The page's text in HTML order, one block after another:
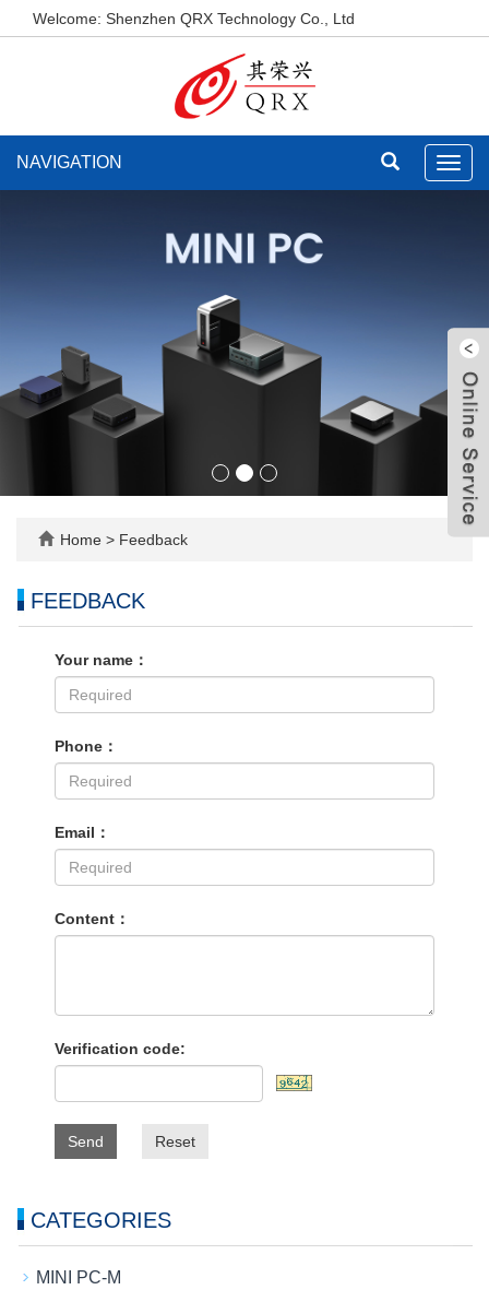
Welcome: Shenzhen QRX Technology Co., Ltd
NAVIGATION
Home > Feedback
FEEDBACK
Your name：
Phone：
Email：
Content：
Verification code:
Send Reset
CATEGORIES
MINI PC-M